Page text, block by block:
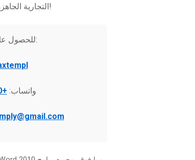
التجارية الجاهزة للاستخدام الفوري!
للحصول على الدعم الفني:
واتساب: +37253725910